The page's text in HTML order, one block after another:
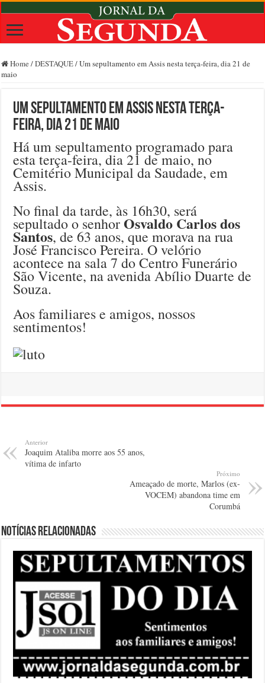
Home /DESTAQUE/Um sepultamento em Assis nesta terça-feira, dia 21 de
maio
Um sepultamento em Assis nesta terça-
feira, dia 21 de maio
Há um sepultamento programado para
esta terça-feira, dia 21 de maio, no
Cemitério Municipal da Saudade, em
Assis.
No final da tarde, às 16h30, será
sepultado o senhorOsvaldo Carlos dos
Santos, de 63 anos, que morava na rua
José Francisco Pereira. O velório
acontece na sala 7 do Centro Funerário
São Vicente, na avenida Abílio Duarte de
Souza.
Aos familiares e amigos, nossos
sentimentos!
Anterior
Joaquim Ataliba morre aos 55 anos,
vítima de infarto
Próximo
Ameaçado de morte, Marlos (ex-
VOCEM) abandona time em
Corumbá
Notícias relacionadas